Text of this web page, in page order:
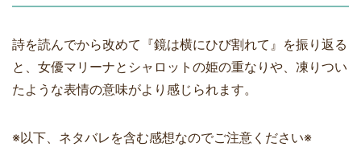
詩を読んでから改めて『鏡は横にひび割れて』を振り返る
と、女優マリーナとシャロットの姫の重なりや、凍りつい
たような表情の意味がより感じられます。
※以下、ネタバレを含む感想なのでご注意ください※